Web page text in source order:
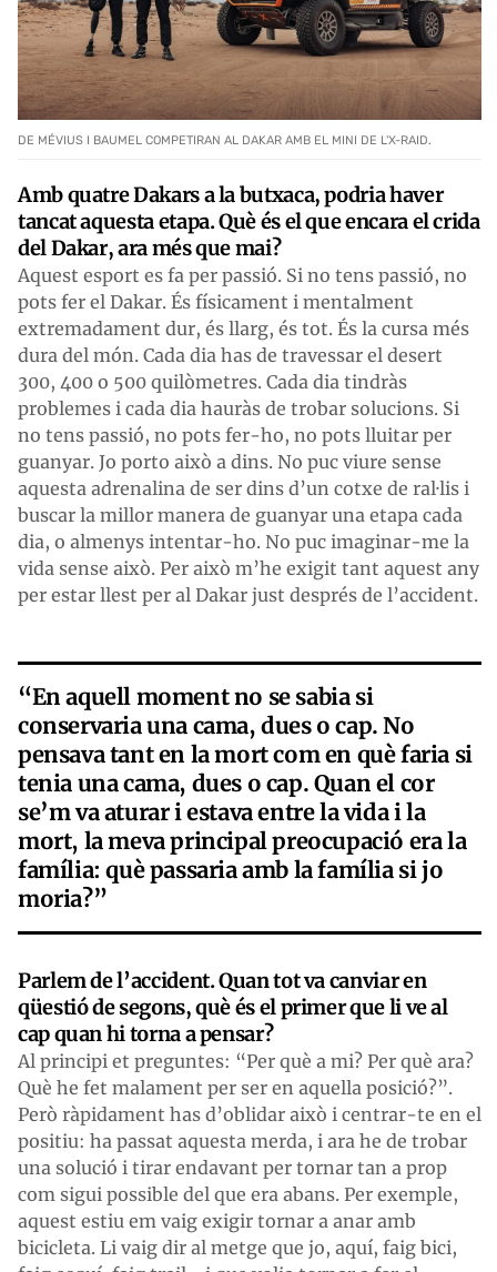
DE MÉVIUS I BAUMEL COMPETIRAN AL DAKAR AMB EL MINI DE L'X-RAID.
Amb quatre Dakars a la butxaca, podria haver
tancat aquesta etapa. Què és el que encara el crida
del Dakar, ara més que mai?
Aquest esport es fa per passió. Si no tens passió, no
pots fer el Dakar. És físicament i mentalment
extremadament dur, és llarg, és tot. És la cursa més
dura del món. Cada dia has de travessar el desert
300, 400 o 500 quilòmetres. Cada dia tindràs
problemes i cada dia hauràs de trobar solucions. Si
no tens passió, no pots fer-ho, no pots lluitar per
guanyar. Jo porto això a dins. No puc viure sense
aquesta adrenalina de ser dins d’un cotxe de ral·lis i
buscar la millor manera de guanyar una etapa cada
dia, o almenys intentar-ho. No puc imaginar-me la
vida sense això. Per això m’he exigit tant aquest any
per estar llest per al Dakar just després de l’accident.
“En aquell moment no se sabia si
conservaria una cama, dues o cap. No
pensava tant en la mort com en què faria si
tenia una cama, dues o cap. Quan el cor
se’m va aturar i estava entre la vida i la
mort, la meva principal preocupació era la
família: què passaria amb la família si jo
moria?”
Parlem de l’accident. Quan tot va canviar en
qüestió de segons, què és el primer que li ve al
cap quan hi torna a pensar?
Al principi et preguntes: “Per què a mi? Per què ara?
Què he fet malament per ser en aquella posició?”.
Però ràpidament has d’oblidar això i centrar-te en el
positiu: ha passat aquesta merda, i ara he de trobar
una solució i tirar endavant per tornar tan a prop
com sigui possible del que era abans. Per exemple,
aquest estiu em vaig exigir tornar a anar amb
bicicleta. Li vaig dir al metge que jo, aquí, faig bici,